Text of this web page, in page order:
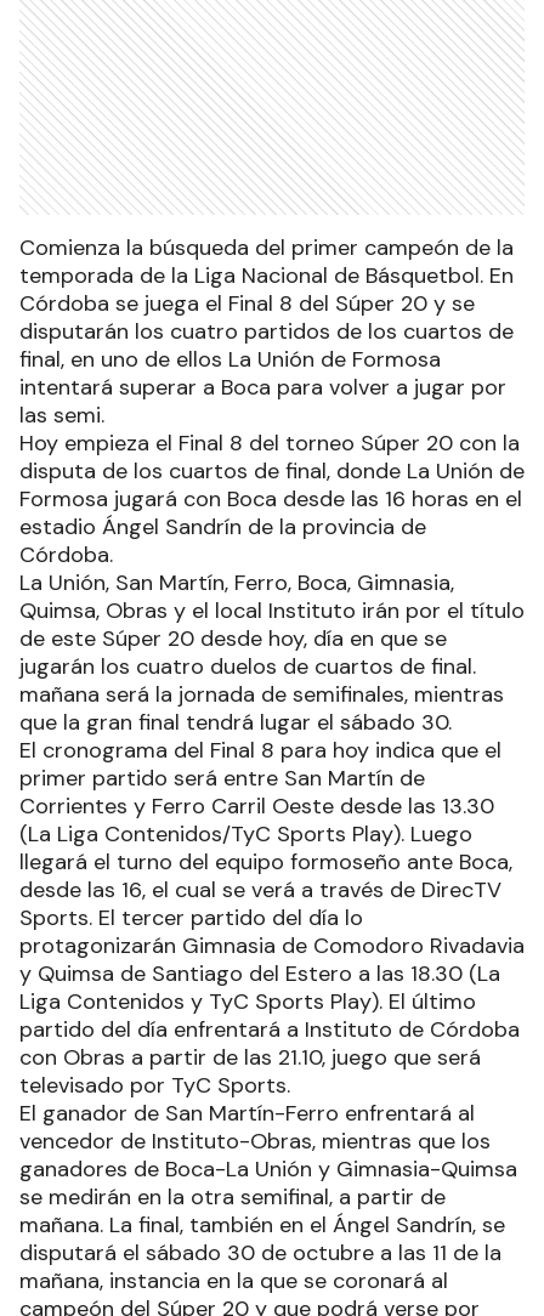
Comienza la búsqueda del primer campeón de la
temporada de la Liga Nacional de Básquetbol. En
Córdoba se juega el Final 8 del Súper 20 y se
disputarán los cuatro partidos de los cuartos de
final, en uno de ellos La Unión de Formosa
intentará superar a Boca para volver a jugar por
las semi.
Hoy empieza el Final 8 del torneo Súper 20 con la
disputa de los cuartos de final, donde La Unión de
Formosa jugará con Boca desde las 16 horas en el
estadio Ángel Sandrín de la provincia de
Córdoba.
La Unión, San Martín, Ferro, Boca, Gimnasia,
Quimsa, Obras y el local Instituto irán por el título
de este Súper 20 desde hoy, día en que se
jugarán los cuatro duelos de cuartos de final.
mañana será la jornada de semifinales, mientras
que la gran final tendrá lugar el sábado 30.
El cronograma del Final 8 para hoy indica que el
primer partido será entre San Martín de
Corrientes y Ferro Carril Oeste desde las 13.30
(La Liga Contenidos/TyC Sports Play). Luego
llegará el turno del equipo formoseño ante Boca,
desde las 16, el cual se verá a través de DirecTV
Sports. El tercer partido del día lo
protagonizarán Gimnasia de Comodoro Rivadavia
y Quimsa de Santiago del Estero a las 18.30 (La
Liga Contenidos y TyC Sports Play). El último
partido del día enfrentará a Instituto de Córdoba
con Obras a partir de las 21.10, juego que será
televisado por TyC Sports.
El ganador de San Martín-Ferro enfrentará al
vencedor de Instituto-Obras, mientras que los
ganadores de Boca-La Unión y Gimnasia-Quimsa
se medirán en la otra semifinal, a partir de
mañana. La final, también en el Ángel Sandrín, se
disputará el sábado 30 de octubre a las 11 de la
mañana, instancia en la que se coronará al
campeón del Súper 20 y que podrá verse por